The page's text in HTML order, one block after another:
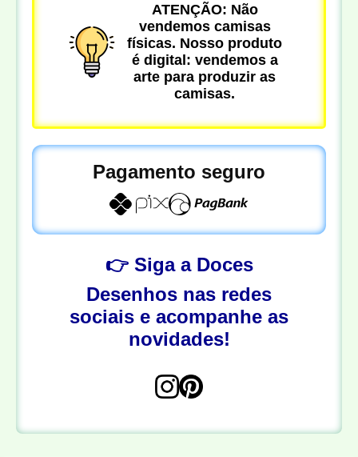
ATENÇÃO: Não
vendemos camisas
físicas. Nosso produto
é digital: vendemos a
arte para produzir as
camisas.
Pagamento seguro
👉 Siga a Doces
Desenhos nas redes
sociais e acompanhe as
novidades!